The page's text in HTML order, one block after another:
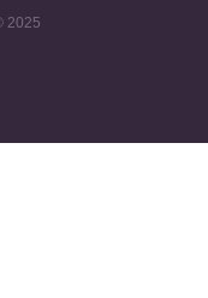
2025